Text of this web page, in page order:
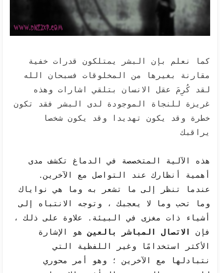
كما نعلم بإن البشر يمتلكون قدرات خفية
مقارنة بغيرها من المخلوقات فسبحان الله
لقد كُرِمَ عقل الانسان بتلقي اشارات وهذه
غريزة للنجاة الموجودة لدى البشر فقد تكون
خطرة وقد يكون تهديدا وقد يكون شخصا
يراقبك
وما تحب وما لا يعجبك ، وتوجه الانتباه إلى
فإن
الاتصال المباشر بالعين
الأكثر استخدامًا وغير اللفظية التي